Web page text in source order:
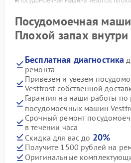
Посудомоечная
Плохой запах внутри
Бесплатная диагностика
ремонта
Привезем и увезем
Vestfrost собственной
Гарантия на наши работы по
посудомоечных машин
Срочный ремонт
в течении часа
Скидка для вас до 20%
Получите 1500 рублей на
Оригинальные